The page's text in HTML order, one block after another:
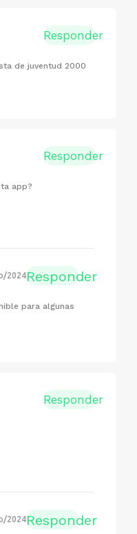
Responder
de juventud 2000
Responder
app?
2024Responder
para algunas
Responder
2024Responder